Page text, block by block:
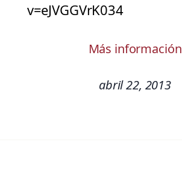
v=eJVGGVrK034
Más información
abril 22, 2013